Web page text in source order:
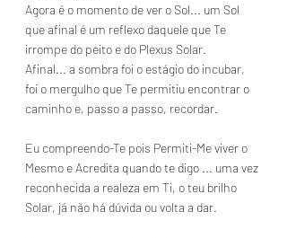
Agora é o momento de ver o Sol... um Sol
que afinal é um reflexo daquele que Te
irrompe do peito e do Plexus Solar.
Afinal... a sombra foi o estágio do incubar,
foi o mergulho que Te permitiu encontrar o
caminho e, passo a passo, recordar.
Eu compreendo-Te pois Permiti-Me viver o
Mesmo e Acredita quando te digo ... uma vez
reconhecida a realeza em Ti, o teu brilho
Solar, já não há dúvida ou volta a dar.